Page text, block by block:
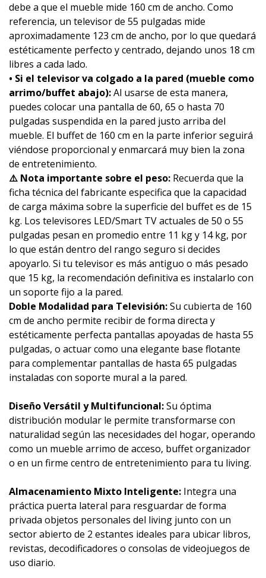
debe a que el mueble mide 160 cm de ancho. Como
referencia, un televisor de 55 pulgadas mide
aproximadamente 123 cm de ancho, por lo que quedará
estéticamente perfecto y centrado, dejando unos 18 cm
libres a cada lado.
• Si el televisor va colgado a la pared (mueble como
arrimo/buffet abajo):Al usarse de esta manera,
puedes colocar una pantalla de 60, 65 o hasta 70
pulgadas suspendida en la pared justo arriba del
mueble. El buffet de 160 cm en la parte inferior seguirá
viéndose proporcional y enmarcará muy bien la zona
de entretenimiento.
⚠️ Nota importante sobre el peso: Recuerda que la
ficha técnica del fabricante especifica que la capacidad
de carga máxima sobre la superficie del buffet es de 15
kg. Los televisores LED/Smart TV actuales de 50 o 55
pulgadas pesan en promedio entre 11 kg y 14 kg, por
lo que están dentro del rango seguro si decides
apoyarlo. Si tu televisor es más antiguo o más pesado
que 15 kg, la recomendación definitiva es instalarlo con
un soporte fijo a la pared.
Doble Modalidad para Televisión:Su cubierta de 160
cm de ancho permite recibir de forma directa y
estéticamente perfecta pantallas apoyadas de hasta 55
pulgadas, o actuar como una elegante base flotante
para complementar pantallas de hasta 65 pulgadas
instaladas con soporte mural a la pared.
Diseño Versátil y Multifuncional:Su óptima
distribución modular le permite transformarse con
naturalidad según las necesidades del hogar, operando
como un mueble arrimo de acceso, buffet organizador
o en un firme centro de entretenimiento para tu living.
Almacenamiento Mixto Inteligente: Integra una
práctica puerta lateral para resguardar de forma
privada objetos personales del living junto con un
sector abierto de 2 estantes ideales para ubicar libros,
revistas, decodificadores o consolas de videojuegos de
uso diario.